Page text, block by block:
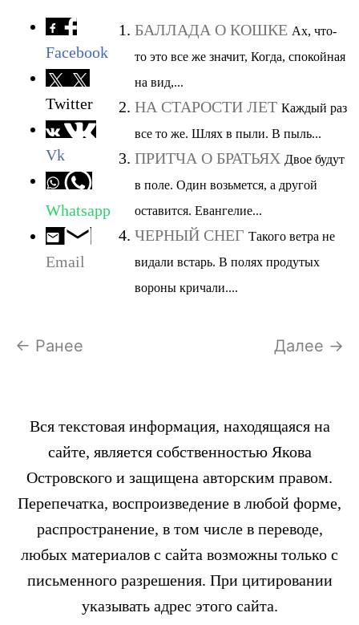
Facebook
Twitter
Vk
Whatsapp
Email
БАЛЛАДА О КОШКЕ Ах, что-
то это все же значит, Когда, спокойная
на вид,...
НА СТАРОСТИ ЛЕТ Каждый раз
все то же. Шлях в пыли. В пыль...
ПРИТЧА О БРАТЬЯХ Двое будут
в поле. Один возьмется, а другой
оставится. Евангелие...
ЧЕРНЫЙ СНЕГ Такого ветра не
видали встарь. В полях продутых
вороны кричали....
← Ранее Далее →
Вся текстовая информация, находящаяся на
сайте, является собственностью Якова
Островского и защищена авторским правом.
Перепечатка, воспроизведение в любой форме,
распространение, в том числе в переводе,
любых материалов с сайта возможны только с
письменного разрешения. При цитировании
указывать адрес этого сайта.